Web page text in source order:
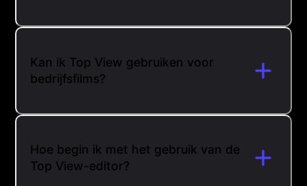
Kan ik Top View gebruiken voor
bedrijfsfilms?
Hoe begin ik met het gebruik van de
Top View-editor?